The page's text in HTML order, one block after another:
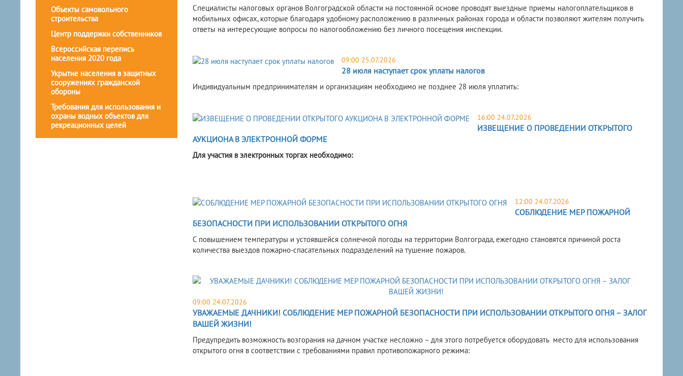
Объекты самовольного
строительства
Центр поддержки собственников
Всероссийская перепись
населения 2020 года
Укрытие населения в защитных
сооружениях гражданской
обороны
Требования для использования и
охраны водных объектов для
рекреационных целей
Специалисты налоговых органов Волгоградской области на постоянной основе проводят выездные приемы налогоплательщиков в
мобильных офисах, которые благодаря удобному расположению в различных районах города и области позволяют жителям получить
ответы на интересующие вопросы по налогообложению без личного посещения инспекции.
09:00 25.07.2026
28 июля наступает срок уплаты налогов
Индивидуальным предпринимателям и организациям необходимо не позднее 28 июля уплатить:
16:00 24.07.2026
ИЗВЕЩЕНИЕ О ПРОВЕДЕНИИ ОТКРЫТОГО
АУКЦИОНА В ЭЛЕКТРОННОЙ ФОРМЕ
Для участия в электронных торгах необходимо:
12:00 24.07.2026
СОБЛЮДЕНИЕ МЕР ПОЖАРНОЙ
БЕЗОПАСНОСТИ ПРИ ИСПОЛЬЗОВАНИИ ОТКРЫТОГО ОГНЯ
С повышением температуры и устоявшейся солнечной погоды на территории Волгограда, ежегодно становятся причиной роста
количества выездов пожарно-спасательных подразделений на тушение пожаров.
09:00 24.07.2026
УВАЖАЕМЫЕ ДАЧНИКИ! СОБЛЮДЕНИЕ МЕР ПОЖАРНОЙ БЕЗОПАСНОСТИ ПРИ ИСПОЛЬЗОВАНИИ ОТКРЫТОГО ОГНЯ – ЗАЛОГ
ВАШЕЙ ЖИЗНИ!
Предупредить возможность возгорания на дачном участке несложно – для этого потребуется оборудовать место для использования
открытого огня в соответствии с требованиями правил противопожарного режима: